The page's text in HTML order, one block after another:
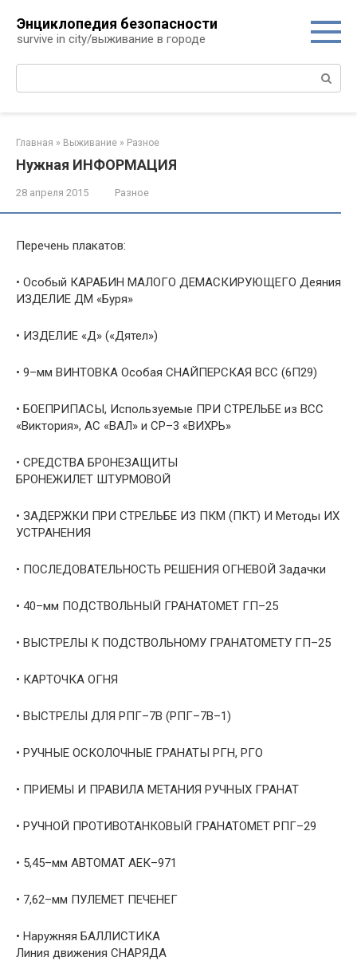
контенту
Энциклопедия безопасности
survive in city/выживание в городе
Поиск:
Главная » Выживание » Разное
Нужная ИНФОРМАЦИЯ
28 апреля 2015 Разное
Перечень плакатов:
• Особый КАРАБИН МАЛОГО ДЕМАСКИРУЮЩЕГО Деяния
ИЗДЕЛИЕ ДМ «Буря»
• ИЗДЕЛИЕ «Д» («Дятел»)
• 9–мм ВИНТОВКА Особая СНАЙПЕРСКАЯ ВСС (6П29)
• БОЕПРИПАСЫ, Используемые ПРИ СТРЕЛЬБЕ из ВСС
«Виктория», АС «ВАЛ» и СР–3 «ВИХРЬ»
• СРЕДСТВА БРОНЕЗАЩИТЫ
БРОНЕЖИЛЕТ ШТУРМОВОЙ
• ЗАДЕРЖКИ ПРИ СТРЕЛЬБЕ ИЗ ПКМ (ПКТ) И Методы ИХ
УСТРАНЕНИЯ
• ПОСЛЕДОВАТЕЛЬНОСТЬ РЕШЕНИЯ ОГНЕВОЙ Задачки
• 40–мм ПОДСТВОЛЬНЫЙ ГРАНАТОМЕТ ГП–25
• ВЫСТРЕЛЫ К ПОДСТВОЛЬНОМУ ГРАНАТОМЕТУ ГП–25
• КАРТОЧКА ОГНЯ
• ВЫСТРЕЛЫ ДЛЯ РПГ–7В (РПГ–7В–1)
• РУЧНЫЕ ОСКОЛОЧНЫЕ ГРАНАТЫ РГН, РГО
• ПРИЕМЫ И ПРАВИЛА МЕТАНИЯ РУЧНЫХ ГРАНАТ
• РУЧНОЙ ПРОТИВОТАНКОВЫЙ ГРАНАТОМЕТ РПГ–29
• 5,45–мм АВТОМАТ АЕК–971
• 7,62–мм ПУЛЕМЕТ ПЕЧЕНЕГ
• Наружняя БАЛЛИСТИКА
Линия движения СНАРЯДА